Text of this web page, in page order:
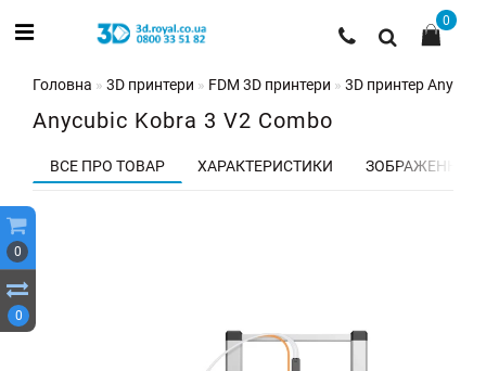
0
0
0
Головна 3D принтери FDM 3D принтери 3D принтер
Anycubic Kobra 3 V2 Combo
ВСЕ ПРО ТОВАР ХАРАКТЕРИСТИКИ ЗОБРАЖЕННЯ